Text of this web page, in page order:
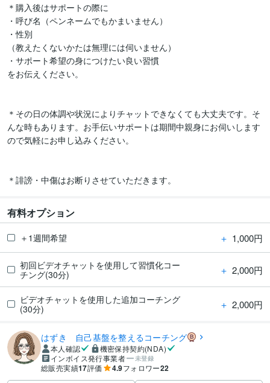
＊購入後はサポートの際に
・呼び名（ペンネームでもかまいません）
・性別
（教えたくないかたは無理には伺いません）
・サポート希望の身につけたい良い習慣
をお伝えください。
＊その日の体調や状況によりチャットできなくても大丈夫です。そ
んな時もあります。お手伝いサポートは期間中親身にお伺いします
ので気軽にお申し込みください。
＊誹謗・中傷はお断りさせていただきます。
有料オプション
＋1週間希望 ＋ 1,000円
初回ビデオチャットを使用して習慣化コー
チング(30分)
＋ 2,000円
ビデオチャットを使用した追加コーチング
(30分)
＋ 2,000円
はずき 自己基盤を整えるコーチング
本人確認
機密保持契約(NDA)
インボイス発行事業者
未登録
総販売実績17評価 4.9フォロワー22